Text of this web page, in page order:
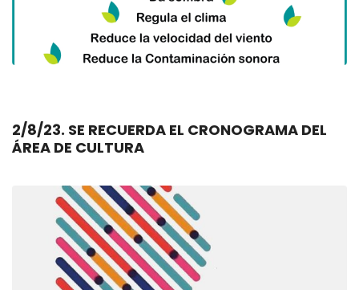
2/8/23. SE RECUERDA EL CRONOGRAMA DEL
ÁREA DE CULTURA